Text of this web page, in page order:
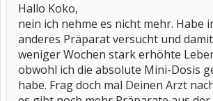
Hallo Koko,
nein ich nehme es nicht mehr. Habe
anderes Präparat versucht und
weniger Wochen stark erhöhte
obwohl ich die absolute Mini-Dosis
habe. Frag doch mal Deinen Arzt